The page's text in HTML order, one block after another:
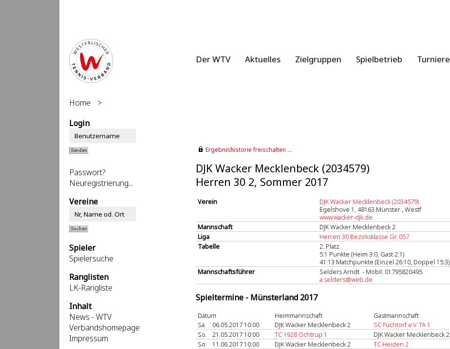
Der WTV Aktuelles Zielgruppen Spielbetrieb Turniere
Home
>
Login
Passwort?
Neuregistrierung...
Vereine
Spieler
Spielersuche
Ranglisten
LK-Rangliste
Inhalt
News - WTV
Verbandshomepage
Impressum
Ergebnishistorie freischalten ...
DJK Wacker Mecklenbeck (2034579)
Herren 30 2, Sommer 2017
Verein
DJK Wacker Mecklenbeck (2034579)
Egelshove 1, 48163 Münster , Westf
www.wacker-djk.de
Mannschaft
DJK Wacker Mecklenbeck 2
Liga
Herren 30 Bezirksklasse Gr. 057
Tabelle
2. Platz
5:1 Punkte (Heim 3:0, Gast 2:1)
41:13 Matchpunkte (Einzel 26:10, Doppel 15:3)
Mannschaftsführer
Selders Arndt - Mobil: 01795820495
a.selders@web.de
Spieltermine - Münsterland 2017
Datum Heimmannschaft Gastmannschaft
Sa.
06.05.2017 10:00 DJK Wacker Mecklenbeck 2 SC Füchtorf e.V. TA 1
So.
21.05.2017 10:00 TC 1928 Ochtrup 1 DJK Wacker Mecklenbeck 2
So.
11.06.2017 10:00 DJK Wacker Mecklenbeck 2 TC Heiden 2